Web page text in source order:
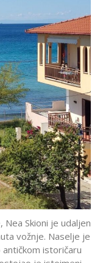
Skioni je udaljen
vožnje. Naselje je
antičkom istoričaru